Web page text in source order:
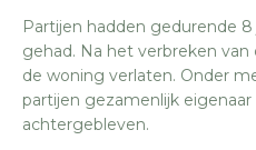
Partijen hadden gedurende
gehad. Na het verbreken
de woning verlaten. Onder
partijen gezamenlijk eigenaar
achtergebleven.